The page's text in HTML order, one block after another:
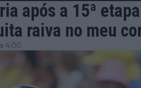
após a 15ª
raiva no meu
4:00